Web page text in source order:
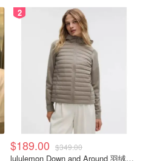
2
$189.00 $349.00
lululemon Down and Around 羽绒夹克